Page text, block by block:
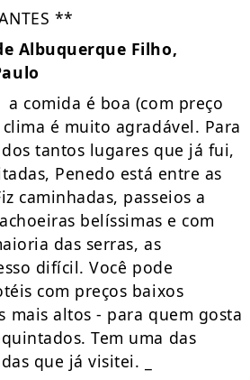
**
Albuquerque Filho,
a comida é boa (com preço
é muito agradável. Para
tantos lugares que já fui,
Penedo está entre as
caminhadas, passeios a
belíssimas e com
das serras, as
difícil. Você pode
com preços baixos
mais altos - para quem gosta
Tem uma das
que já visitei. _